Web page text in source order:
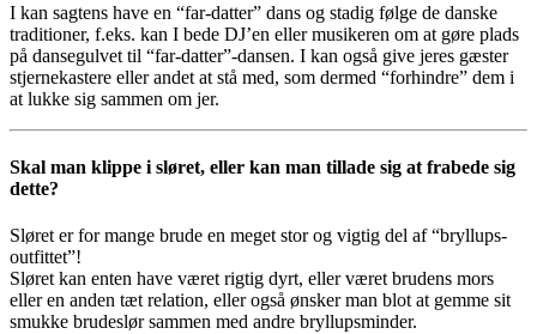
I kan sagtens have en “far-datter” dans og stadig følge de danske
traditioner, f.eks. kan I bede DJ’en eller musikeren om at gøre plads
på dansegulvet til “far-datter”-dansen. I kan også give jeres gæster
stjernekastere eller andet at stå med, som dermed “forhindre” dem i
at lukke sig sammen om jer.
Skal man klippe i sløret, eller kan man tillade sig at frabede sig
dette?
Sløret er for mange brude en meget stor og vigtig del af “bryllups-
outfittet”!
Sløret kan enten have været rigtig dyrt, eller været brudens mors
eller en anden tæt relation, eller også ønsker man blot at gemme sit
smukke brudeslør sammen med andre bryllupsminder.